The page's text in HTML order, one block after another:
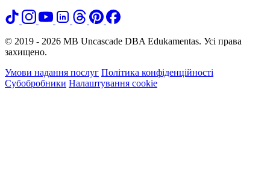
© 2019 - 2026 MB Uncascade DBA Edukamentas. Усі права
захищено.
Умови надання послуг Політика конфіденційності
Субобробники Налаштування cookie